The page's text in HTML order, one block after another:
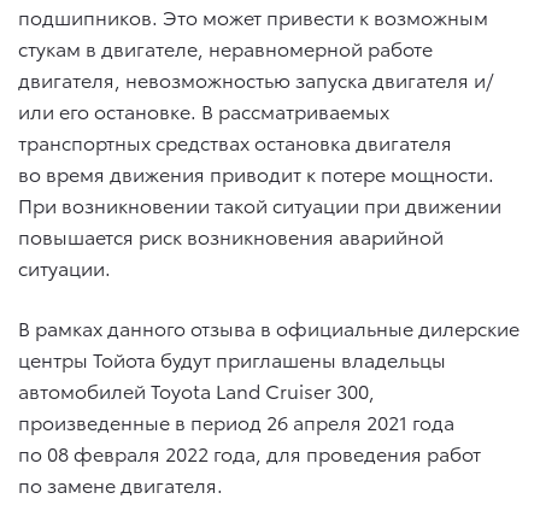
подшипников. Это может привести к возможным
стукам в двигателе, неравномерной работе
двигателя, невозможностью запуска двигателя и/
или его остановке. В рассматриваемых
транспортных средствах остановка двигателя
во время движения приводит к потере мощности.
При возникновении такой ситуации при движении
повышается риск возникновения аварийной
ситуации.
В рамках данного отзыва в официальные дилерские
центры Тойота будут приглашены владельцы
автомобилей Toyota Land Cruiser 300
произведенные в период 26 апреля 2021 года
по 08 февраля 2022 года, для проведения работ
по замене двигателя.